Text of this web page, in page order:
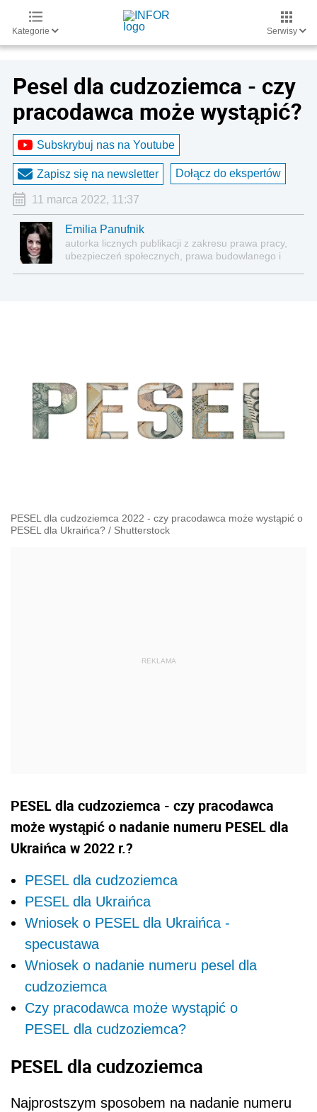
Kategorie Serwisy
Pesel dla cudzoziemca - czy
pracodawca może wystąpić?
Subskrybuj nas na Youtube
Zapisz się na newsletter Dołącz do ekspertów
11 marca 2022, 11:37
Emilia Panufnik
autorka licznych publikacji z zakresu prawa pracy,
ubezpieczeń społecznych, prawa budowlanego i
PESEL dla cudzoziemca 2022 - czy pracodawca może wystąpić o
PESEL dla Ukraińca? / Shutterstock
PESEL dla cudzoziemca - czy pracodawca
może wystąpić o nadanie numeru PESEL dla
Ukraińca w 2022 r.?
PESEL dla cudzoziemca
PESEL dla Ukraińca
Wniosek o PESEL dla Ukraińca -
specustawa
Wniosek o nadanie numeru pesel dla
cudzoziemca
Czy pracodawca może wystąpić o
PESEL dla cudzoziemca?
PESEL dla cudzoziemca
Najprostszym sposobem na nadanie numeru